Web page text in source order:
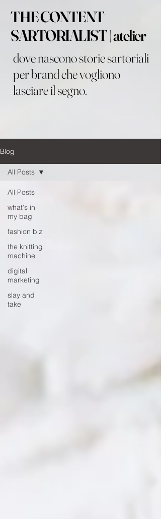
THE CONTENT
SARTORIALIST | atelier
dove nascono storie sartoriali
per brand che vogliono
lasciare il segno.
Blog
All Posts
what's in
my bag
fashion biz
the knitting
machine
digital
marketing
slay and
take
All Posts